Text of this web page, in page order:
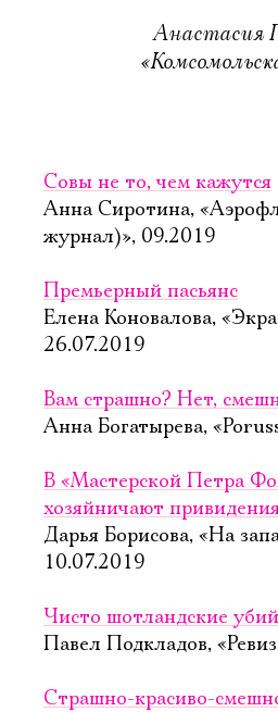
Анастасия
Совы не то, чем кажутся
Анна Сиротина,
журнал)», 09.2019
Премьерный пасьянс
Елена Коновалова,
26.07.2019
Вам страшно? Нет,
Анна Богатырева,
В «Мастерской Петра
хозяйничают
Дарья Борисова, «На
10.07.2019
Чисто шотландские
Павел Подкладов,
Страшно-красиво-
Имя
Ознакомиться